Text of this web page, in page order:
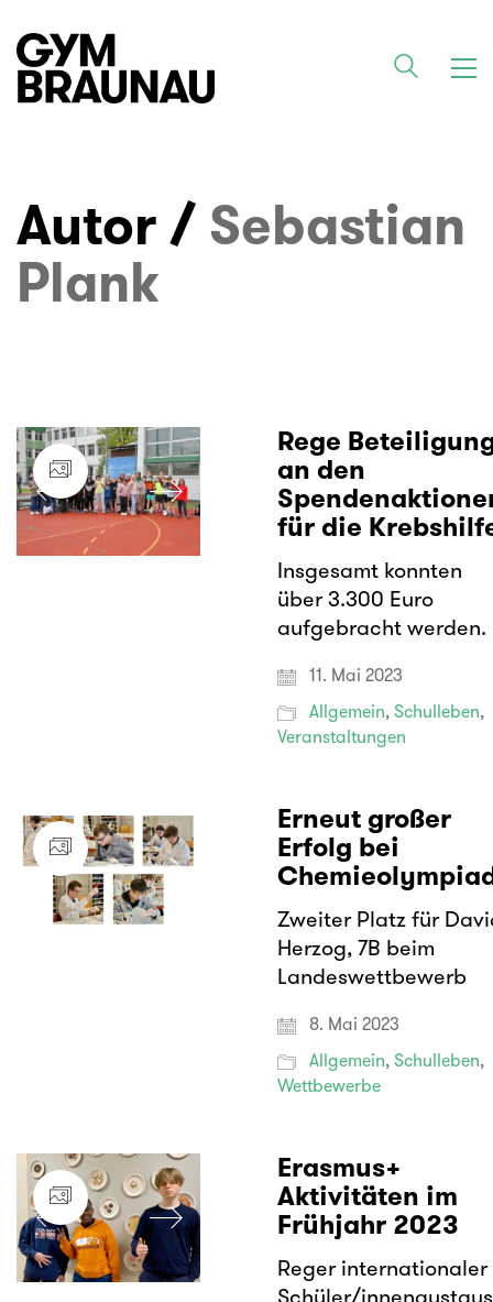
Autor / Sebastian
Plank
Rege
an den
für die
Insgesamt konnten
über 3.300 Euro
aufgebracht werden.
11. Mai 2023
Allgemein,Schulleben,
Veranstaltungen
Erneut großer
Erfolg bei
Zweiter Platz für
Herzog, 7B beim
Landeswettbewerb
8. Mai 2023
Allgemein,Schulleben,
Wettbewerbe
Erasmus+
Aktivitäten im
Frühjahr 2023
Reger internationaler